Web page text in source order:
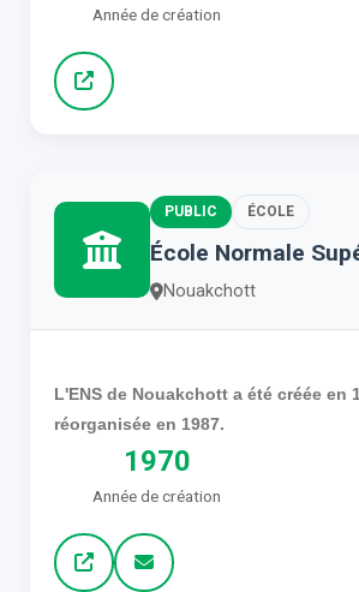
Année de création
PUBLIC ÉCOLE
École Normale
Nouakchott
L'ENS de Nouakchott a été créée en
réorganisée en 1987.
1970
Année de création